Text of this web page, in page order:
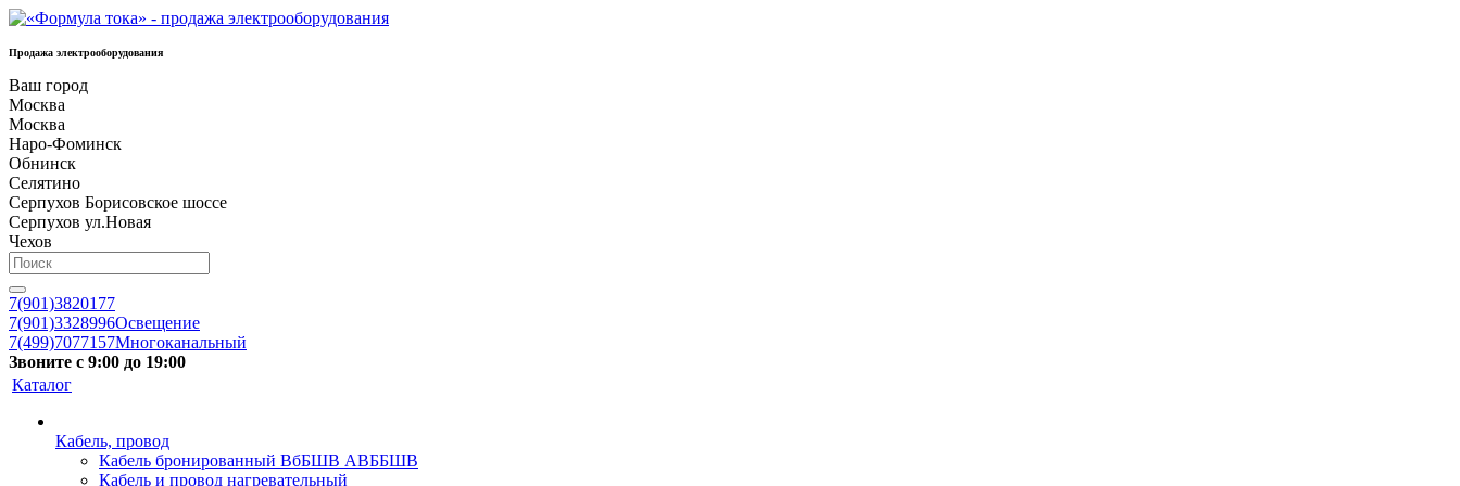
Продажа электрооборудования
Ваш город
Москва
Москва
Наро-Фоминск
Обнинск
Селятино
Серпухов Борисовское шоссе
Серпухов ул.Новая
Чехов
7(901)3820177
7(901)3328996Освещение
7(499)7077157Многоканальный
Звоните с 9:00 до 19:00
Каталог
Кабель, провод
Кабель бронированный ВбБШВ АВББШВ
Кабель и провод нагревательный